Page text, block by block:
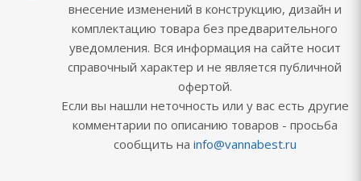
внесение изменений в конструкцию, дизайн и
комплектацию товара без предварительного
уведомления. Вся информация на сайте носит
справочный характер и не является публичной
офертой.
Если вы нашли неточность или у вас есть другие
комментарии по описанию товаров - просьба
сообщить на info@vannabest.ru